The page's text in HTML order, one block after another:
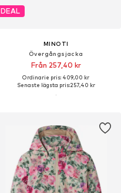
DEAL
MINOTI
Övergångsjacka
Från 257,40 kr
Ordinarie pris: 409,00 kr
Senaste lägsta pris:257,40 kr